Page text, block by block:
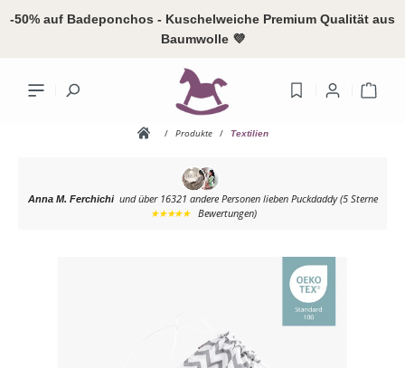
springen
-50% auf Badeponchos - Kuschelweiche Premium Qualität aus
Baumwolle 💜
Ihr Konto
/ Produkte / Textilien
Anna M. Ferchichi und über 16321 andere Personen lieben Puckdaddy (5 Sterne
★★★★★ Bewertungen)